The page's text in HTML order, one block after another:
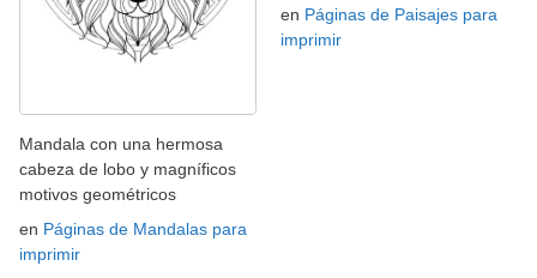
Mandala con una hermosa
cabeza de lobo y magníficos
motivos geométricos
en Páginas de Mandalas para
imprimir
en Páginas de Paisajes para
imprimir